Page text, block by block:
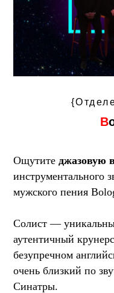
B
Ощутите джазовую
инструментального
мужского пения
Солист —
аутентичный
безупречном
очень близкий по
Синатры.